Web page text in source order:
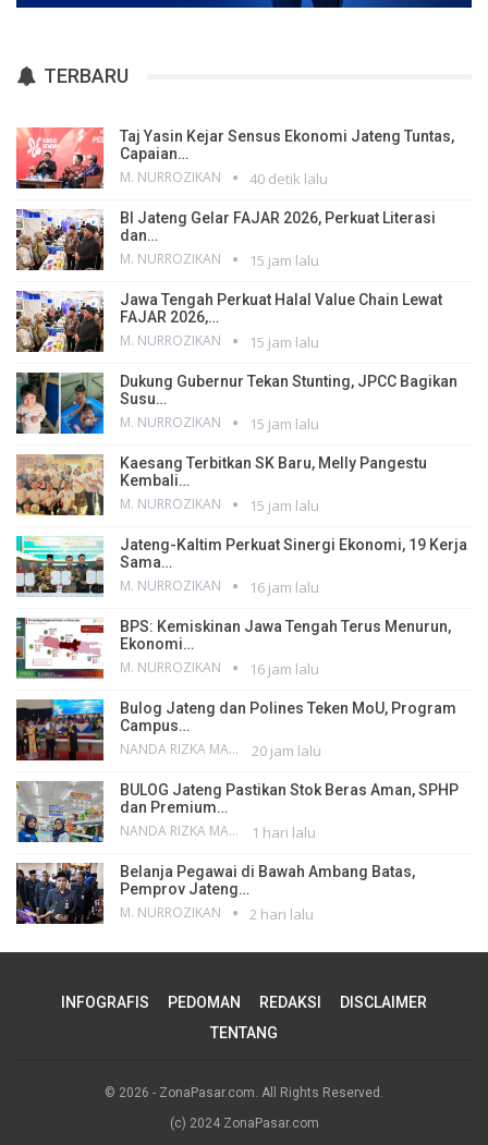
TERBARU
Taj Yasin Kejar Sensus Ekonomi Jateng Tuntas,
Capaian…
M. NURROZIKAN 40 detik lalu
BI Jateng Gelar FAJAR 2026, Perkuat Literasi
dan…
M. NURROZIKAN 15 jam lalu
Jawa Tengah Perkuat Halal Value Chain Lewat
FAJAR 2026,…
M. NURROZIKAN 15 jam lalu
Dukung Gubernur Tekan Stunting, JPCC Bagikan
Susu…
M. NURROZIKAN 15 jam lalu
Kaesang Terbitkan SK Baru, Melly Pangestu
Kembali…
M. NURROZIKAN 15 jam lalu
Jateng-Kaltim Perkuat Sinergi Ekonomi, 19 Kerja
Sama…
M. NURROZIKAN 16 jam lalu
BPS: Kemiskinan Jawa Tengah Terus Menurun,
Ekonomi…
M. NURROZIKAN 16 jam lalu
Bulog Jateng dan Polines Teken MoU, Program
Campus…
NANDA RIZKA MAHENDRA 20 jam lalu
BULOG Jateng Pastikan Stok Beras Aman, SPHP
dan Premium…
NANDA RIZKA MAHENDRA 1 hari lalu
Belanja Pegawai di Bawah Ambang Batas,
Pemprov Jateng…
M. NURROZIKAN 2 hari lalu
INFOGRAFIS PEDOMAN REDAKSI
DISCLAIMER
TENTANG
© 2026 - ZonaPasar.com. All Rights Reserved.
(c) 2024 ZonaPasar.com